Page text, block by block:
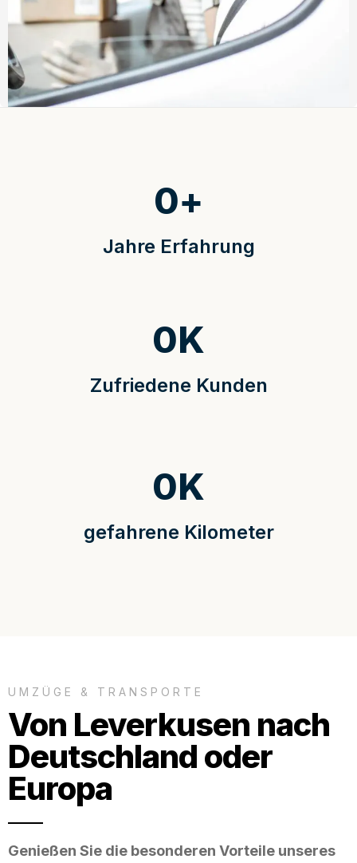
Jahre Erfahrung
0+
Zufriedene Kunden
0K
gefahrene Kilometer
0K
UMZÜGE & TRANSPORTE
Von Leverkusen nach
Deutschland oder
Europa
Genießen Sie die besonderen Vorteile unseres